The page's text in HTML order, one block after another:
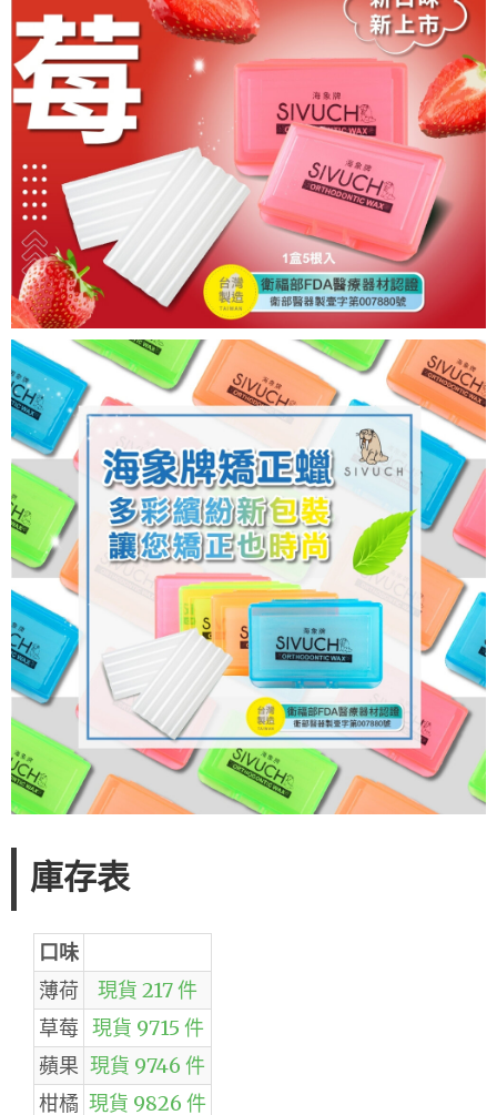
庫存表
口味
薄荷
現貨 217 件
草莓 現貨 9715 件
蘋果 現貨 9746 件
柑橘 現貨 9826 件